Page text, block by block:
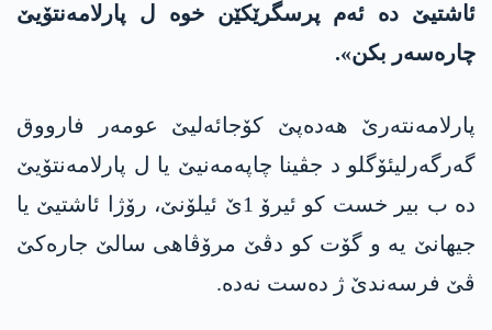
ئاشتیێ دە ئەم پرسگرێکێن خوە ل پارلامەنتۆیێ
چارەسەر بکن».
پارلامەنتەرێ هه‌ده‌پێ کۆجائەلیێ عومەر فارووق
گەرگەرلیئۆگلو د جڤینا چاپەمەنیێ یا ل پارلامەنتۆیێ
دە ب بیر خست کو ئیرۆ 1ێ ئیلۆنێ، رۆژا ئاشتیێ یا
جیهانێ یە و گۆت کو دڤێ مرۆڤاهی سالێ جارەکێ
ڤێ فرسەندێ ژ دەست نەدە.